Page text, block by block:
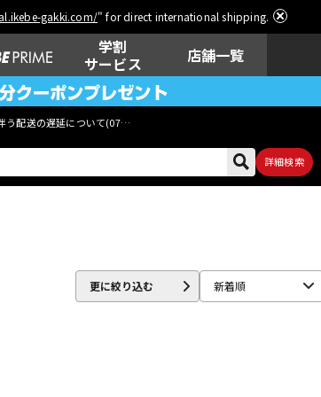
gakki.com/" for direct international shipping.
学割
サービス
店舗一覧
う配送の遅延について(07月29日
詳細検索
更に絞り込む 新着順